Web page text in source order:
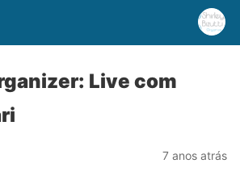
Live com
7 anos atrás